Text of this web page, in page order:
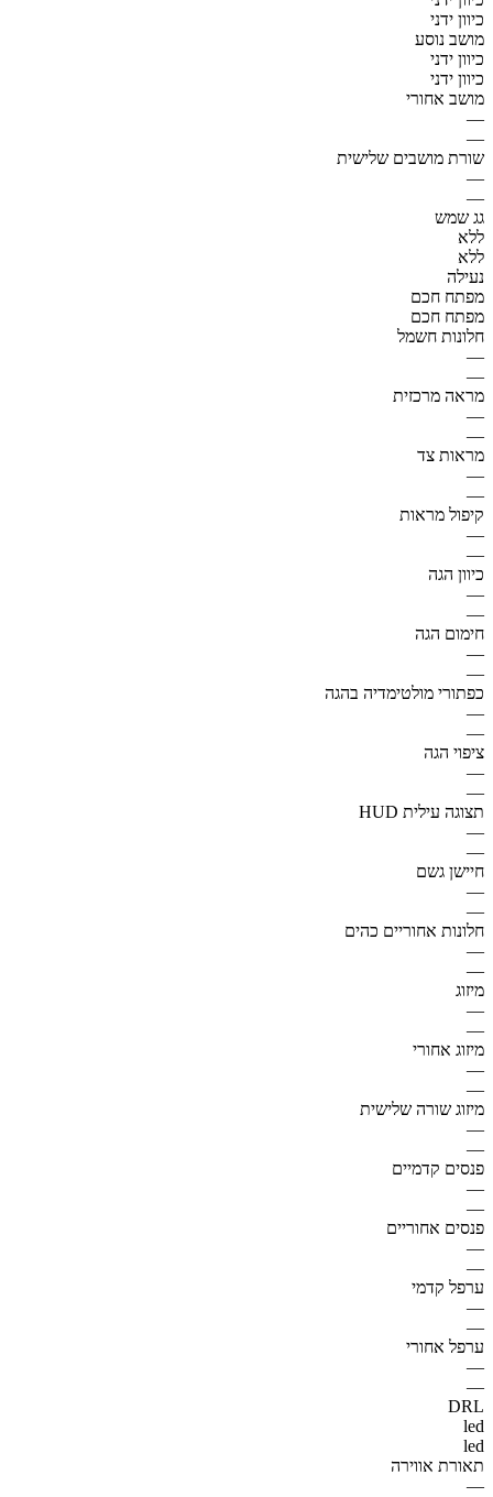
כיוון ידני
מושב נוסע
כיוון ידני
כיוון ידני
מושב אחורי
—
—
שורת מושבים שלישית
—
—
גג שמש
ללא
ללא
נעילה
מפתח חכם
מפתח חכם
חלונות חשמל
—
—
מראה מרכזית
—
—
מראות צד
—
—
קיפול מראות
—
—
כיוון הגה
—
—
חימום הגה
—
—
כפתורי מולטימדיה בהגה
—
—
ציפוי הגה
—
—
תצוגה עילית HUD
—
—
חיישן גשם
—
—
חלונות אחוריים כהים
—
—
מיזוג
—
—
מיזוג אחורי
—
—
מיזוג שורה שלישית
—
—
פנסים קדמיים
—
—
פנסים אחוריים
—
—
ערפל קדמי
—
—
ערפל אחורי
—
—
DRL
led
led
תאורת אווירה
—